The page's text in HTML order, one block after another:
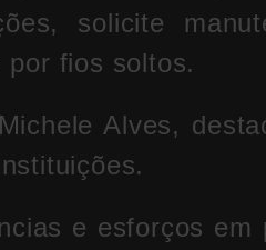
solicite
por fios soltos.
Michele Alves,
e esforços em